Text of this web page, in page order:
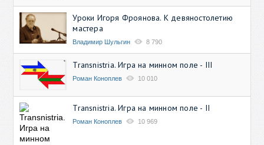
Уроки Игоря Фроянова. К девяностолетию
мастера
Владимир Шульгин 8 790
Transnistria. Игра на минном поле - III
Роман Коноплев 10 010
Transnistria. Игра на минном поле - II
Роман Коноплев 10 969